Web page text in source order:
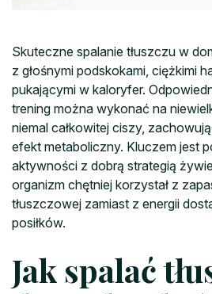
Skuteczne spalanie tłuszczu w
z głośnymi podskokami, ciężkimi
pukającymi w kaloryfer.
trening można wykonać na
niemal całkowitej ciszy,
efekt metaboliczny. Kluczem jest
aktywności z dobrą strategią
organizm chętniej korzystał z
tłuszczowej zamiast z energii
posiłków.
Jak spalać